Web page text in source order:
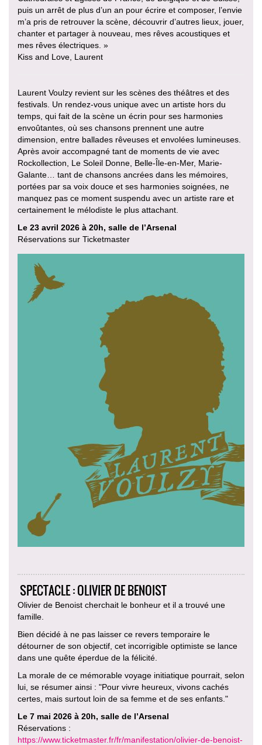
puis un arrêt de plus d’un an pour écrire et composer, l’envie
m’a pris de retrouver la scène, découvrir d’autres lieux, jouer,
chanter et partager à nouveau, mes rêves acoustiques et
mes rêves électriques. »
Kiss and Love, Laurent
Laurent Voulzy revient sur les scènes des théâtres et des
festivals. Un rendez-vous unique avec un artiste hors du
temps, qui fait de la scène un écrin pour ses harmonies
envoûtantes, où ses chansons prennent une autre
dimension, entre ballades rêveuses et envolées lumineuses.
Après avoir accompagné tant de moments de vie avec
Rockollection, Le Soleil Donne, Belle-Île-en-Mer, Marie-
Galante… tant de chansons ancrées dans les mémoires,
portées par sa voix douce et ses harmonies soignées, ne
manquez pas ce moment suspendu avec un artiste rare et
certainement le mélodiste le plus attachant.
Le 23 avril 2026 à 20h, salle de l’Arsenal
Réservations sur Ticketmaster
SPECTACLE : OLIVIER DE BENOIST
Olivier de Benoist cherchait le bonheur et il a trouvé une
famille.
Bien décidé à ne pas laisser ce revers temporaire le
détourner de son objectif, cet incorrigible optimiste se lance
dans une quête éperdue de la félicité.
La morale de ce mémorable voyage initiatique pourrait, selon
lui, se résumer ainsi : "Pour vivre heureux, vivons cachés
certes, mais surtout loin de sa femme et de ses enfants."
Le 7 mai 2026 à 20h, salle de l’Arsenal
Réservations :
https://www.ticketmaster.fr/fr/manifestation/olivier-de-benoist-